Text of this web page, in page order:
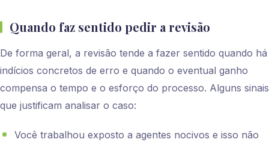
Quando faz sentido pedir a revisão
De forma geral, a revisão tende a fazer sentido quando há
indícios concretos de erro e quando o eventual ganho
compensa o tempo e o esforço do processo. Alguns sinais
que justificam analisar o caso:
Você trabalhou exposto a agentes nocivos e isso não